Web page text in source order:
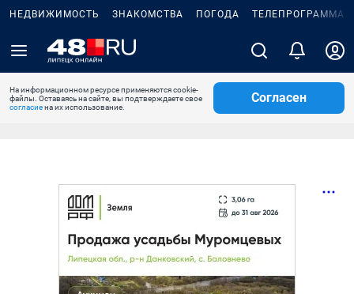
НЕДВИЖИМОСТЬ ЗНАКОМСТВА ПОГОДА ТЕЛЕПРОГРАММА
На информационном ресурсе применяются cookie-
файлы. Оставаясь на сайте, вы подтверждаете свое
согласиена их использование.
Согласен